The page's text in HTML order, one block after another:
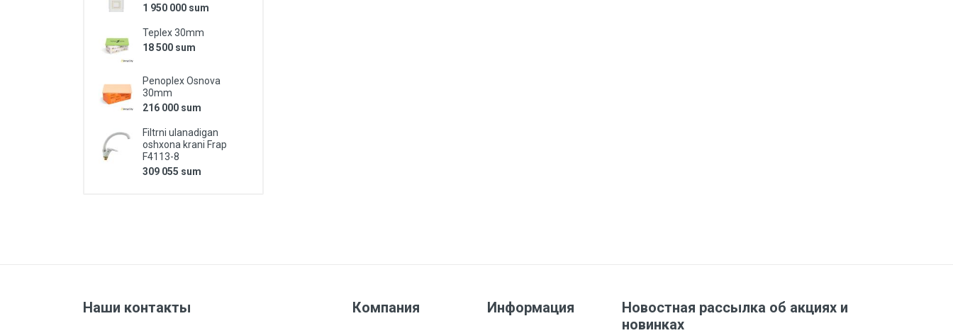
1 950 000 sum
Teplex 30mm
18 500 sum
Penoplex Osnova
30mm
216 000 sum
Filtrni ulanadigan
oshxona krani Frap
F4113-8
309 055 sum
Наши контакты Компания Информация
Новостная рассылка об акциях и
новинках